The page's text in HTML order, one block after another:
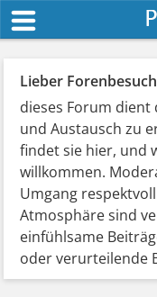
Lieber
dieses Forum
und Austausch zu
findet sie hier, und
willkommen.
Umgang
Atmosphäre sind
einfühlsame
oder verurteilende